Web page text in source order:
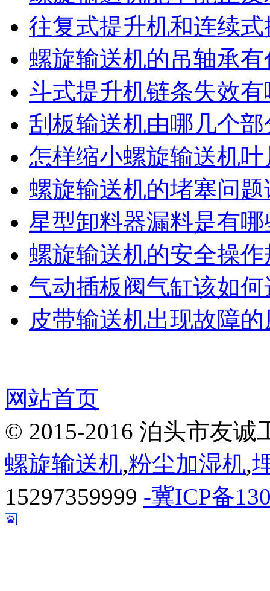
往复式提升机和连续
螺旋输送机的吊轴承
斗式提升机链条失效
刮板输送机由哪几个
怎样缩小螺旋输送机
螺旋输送机的堵塞问
星型卸料器漏料是有
螺旋输送机的安全操
气动插板阀气缸该如何
皮带输送机出现故障
网站首页
© 2015-2016 泊头市友
螺旋输送机,粉尘加湿机,
15297359999 -冀ICP备